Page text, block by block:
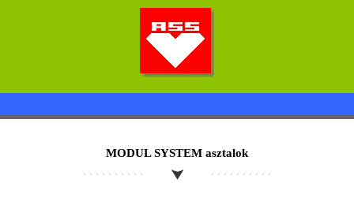
ASS MAGYARORSZÁG KFT.
MODUL SYSTEM asztalok